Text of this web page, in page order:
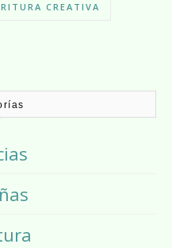
CREATIVA